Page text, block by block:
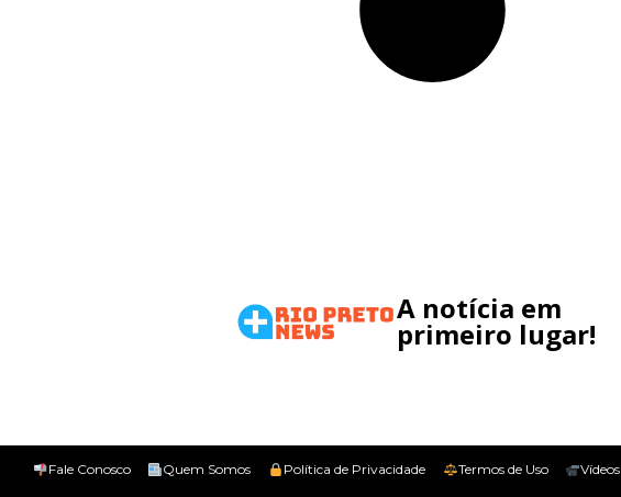
A notícia em
primeiro lugar!
Fale Conosco Quem Somos Política de Privacidade Termos de Uso Vídeos